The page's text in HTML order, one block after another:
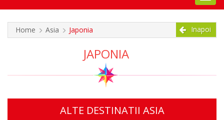
Home Asia Japonia Inapoi
JAPONIA
ALTE DESTINATII ASIA